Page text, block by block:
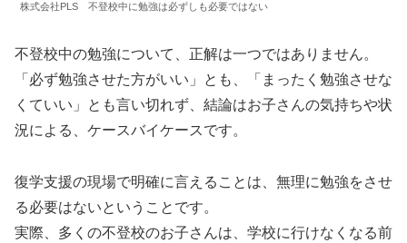
株式会社PLS 不登校中に勉強は必ずしも必要ではない
不登校中の勉強について、正解は一つではありません。
「必ず勉強させた方がいい」とも、「まったく勉強させな
くていい」とも言い切れず、結論はお子さんの気持ちや状
況による、ケースバイケースです。
復学支援の現場で明確に言えることは、無理に勉強をさせ
る必要はないということです。
実際、多くの不登校のお子さんは、学校に行けなくなる前